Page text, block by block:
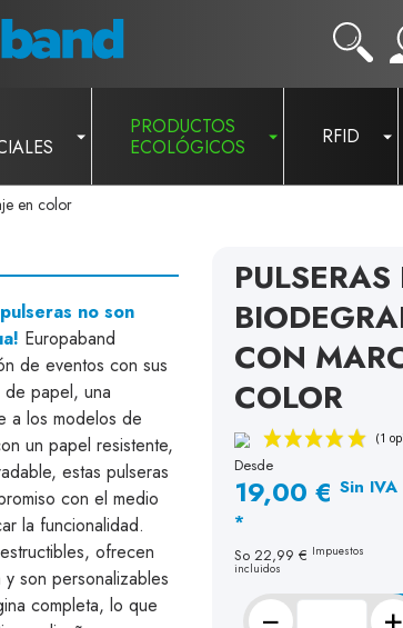
PRODUCTOS
ECOLÓGICOS
RFID
en color
no son
Europaband
de eventos con sus
papel, una
a los modelos de
un papel resistente,
estas pulseras
con el medio
la funcionalidad.
ofrecen
son personalizables
completa, lo que
CON
COLOR
Desde
19,00 € Sin IVA
*
So 22,99 € Impuestos
incluidos
− +